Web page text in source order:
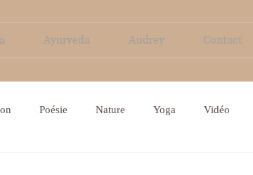
Ayurveda Audrey Contact
Poésie Nature Yoga Vidéo